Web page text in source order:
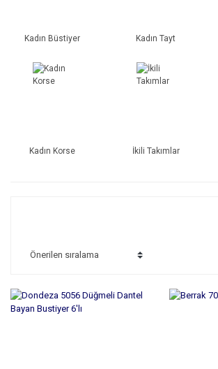
Kadın Büstiyer Kadın Tayt
Kadın Korse İkili Takımlar